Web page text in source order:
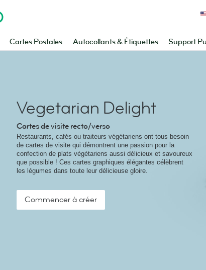
Cartes Postales Autocollants & Étiquettes Support
Vegetarian Delight
Cartes de visite recto/verso
Restaurants, cafés ou traiteurs végétariens ont tous besoin
de cartes de visite qui démontrent une passion pour la
confection de plats végétariens aussi délicieux et savoureux
que possible ! Ces cartes graphiques élégantes célèbrent
les légumes dans toute leur délicieuse gloire.
Commencer à créer